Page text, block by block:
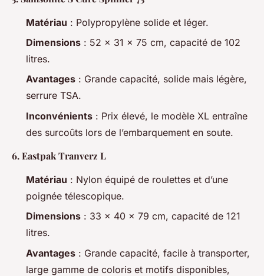
Matériau : Polypropylène solide et léger.
Dimensions : 52 x 31 x 75 cm, capacité de 102
litres.
Avantages : Grande capacité, solide mais légère,
serrure TSA.
Inconvénients : Prix élevé, le modèle XL entraîne
des surcoûts lors de l’embarquement en soute.
6.Eastpak Tranverz L
Matériau : Nylon équipé de roulettes et d’une
poignée télescopique.
Dimensions : 33 x 40 x 79 cm, capacité de 121
litres.
Avantages : Grande capacité, facile à transporter,
large gamme de coloris et motifs disponibles,